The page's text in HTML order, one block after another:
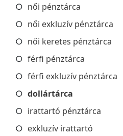
női pénztárca
női exkluzív pénztárca
női keretes pénztárca
férfi pénztárca
férfi exkluzív pénztárca
dollártárca
irattartó pénztárca
exkluzív irattartó